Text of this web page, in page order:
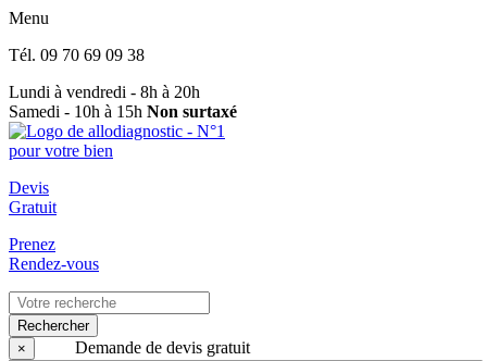
Menu
Tél. 09 70 69 09 38
Lundi à vendredi - 8h à 20h
Samedi - 10h à 15h Non surtaxé
Devis
Gratuit
Prenez
Rendez-vous
Rechercher
×
Demande de devis gratuit